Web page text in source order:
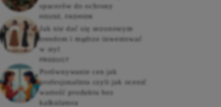
spacerów do ochrony
HOUSE FASHION
Jak nie dać się sezonowym
trendom i mądrze inwestować
w styl
PRODUCT
Porównywanie cen jak
profesjonalista czyli jak ocenić
wartość produktu bez
kalkulatora